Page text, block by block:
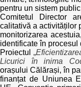
pentru un sistem
Comitetul Director
calitativă a activităților
monitorizarea
identificate în procesul
Proiectul „
Licurici în inima
orașului Călărași, în
finanțat de Uniunea